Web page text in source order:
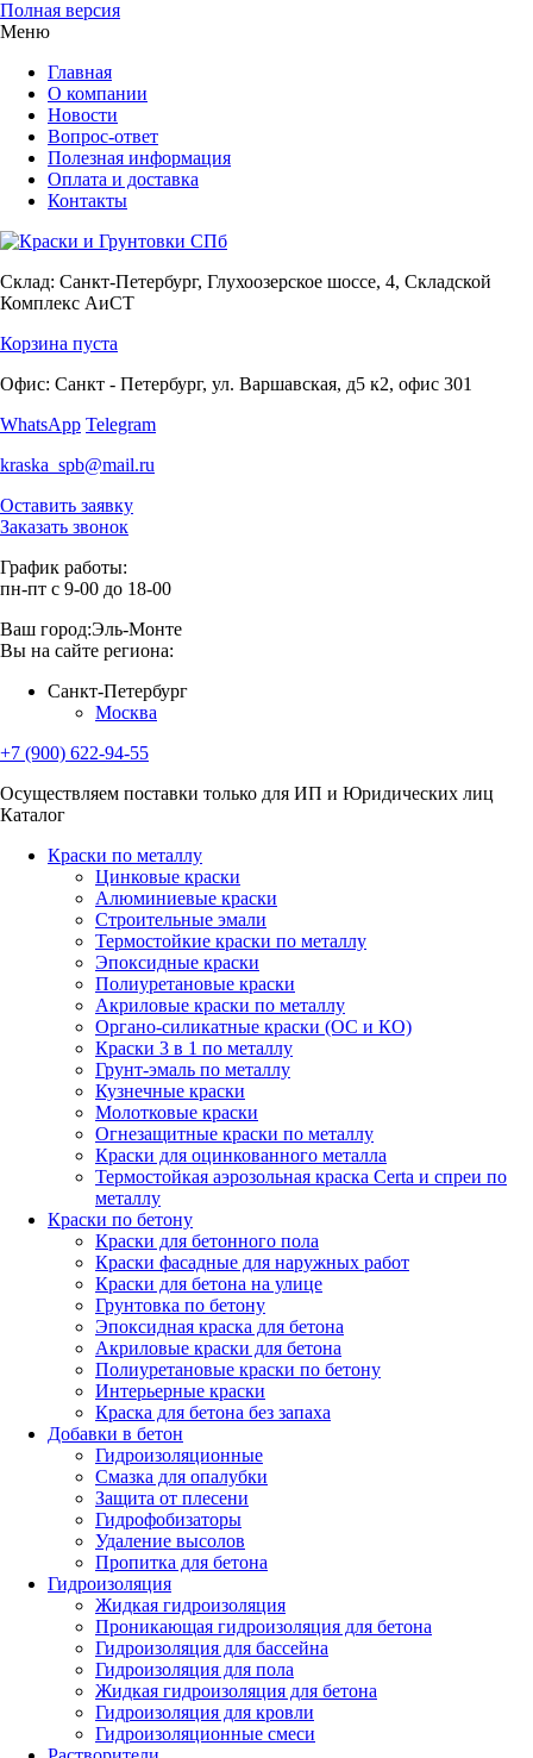
Полная версия
Меню
Главная
О компании
Новости
Вопрос-ответ
Полезная информация
Оплата и доставка
Контакты
Склад: Санкт-Петербург, Глухоозерское шоссе, 4, Складской
Комплекс АиСТ
Корзина пуста
Офис: Санкт - Петербург, ул. Варшавская, д5 к2, офис 301
WhatsApp Telegram
kraska_spb@mail.ru
Оставить заявку
Заказать звонок
График работы:
пн-пт с 9-00 до 18-00
Ваш город:Эль-Монте
Вы на сайте региона:
Санкт-Петербург
Москва
+7 (900) 622-94-55
Осуществляем поставки только для ИП и Юридических лиц
Каталог
Краски по металлу
Цинковые краски
Алюминиевые краски
Строительные эмали
Термостойкие краски по металлу
Эпоксидные краски
Полиуретановые краски
Акриловые краски по металлу
Органо-силикатные краски (ОС и КО)
Краски 3 в 1 по металлу
Грунт-эмаль по металлу
Кузнечные краски
Молотковые краски
Огнезащитные краски по металлу
Краски для оцинкованного металла
Термостойкая аэрозольная краска Certa и спреи по
металлу
Краски по бетону
Краски для бетонного пола
Краски фасадные для наружных работ
Краски для бетона на улице
Грунтовка по бетону
Эпоксидная краска для бетона
Акриловые краски для бетона
Полиуретановые краски по бетону
Интерьерные краски
Краска для бетона без запаха
Добавки в бетон
Гидроизоляционные
Смазка для опалубки
Защита от плесени
Гидрофобизаторы
Удаление высолов
Пропитка для бетона
Гидроизоляция
Жидкая гидроизоляция
Проникающая гидроизоляция для бетона
Гидроизоляция для бассейна
Гидроизоляция для пола
Жидкая гидроизоляция для бетона
Гидроизоляция для кровли
Гидроизоляционные смеси